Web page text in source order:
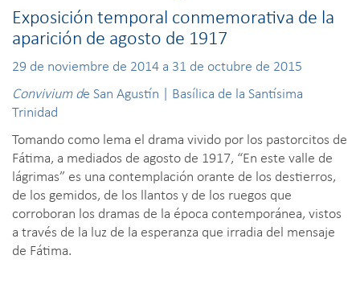
Exposición temporal conmemorativa de la
aparición de agosto de 1917
29 de noviembre de 2014 a 31 de octubre de 2015
Convivium de San Agustín | Basílica de la Santísima
Trinidad
Tomando como lema el drama vivido por los pastorcitos de
Fátima, a mediados de agosto de 1917, “En este valle de
lágrimas” es una contemplación orante de los destierros,
de los gemidos, de los llantos y de los ruegos que
corroboran los dramas de la época contemporánea, vistos
a través de la luz de la esperanza que irradia del mensaje
de Fátima.